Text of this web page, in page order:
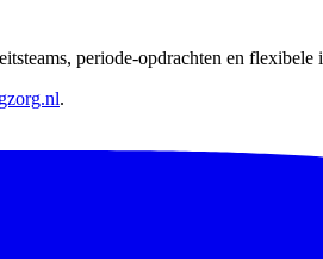
periode-opdrachten en
.